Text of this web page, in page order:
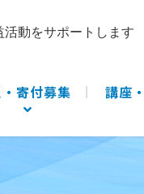
動をサポートします
寄付募集 講座